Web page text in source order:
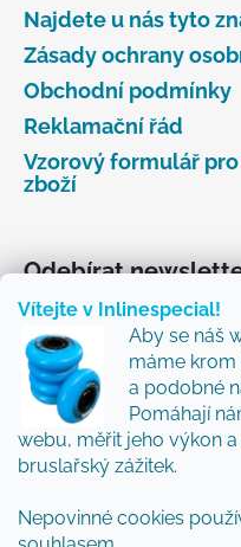
Vítejte v Inlinespecial!
Aby se náš
máme krom
a podobné
Pomáhají
webu, měřit jeho výkon
bruslařský zážitek.
Nepovinné cookies
Najdete u nás tyto
Zásady ochrany
Obchodní podmínky
Reklamační řád
Vzorový formulář
zboží
Odebírat
Vložte svůj e-mail a my
o nových produktech
Přidejte se k nám a my
novinky a tipy.
E-mail
Vložením e-mailu